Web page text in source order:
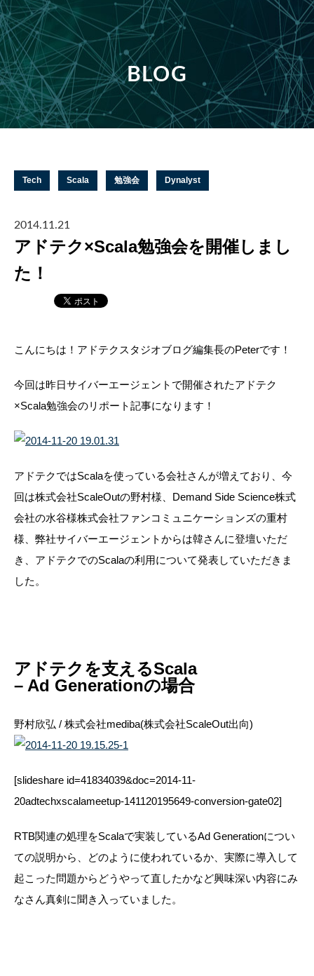
BLOG
Tech Scala 勉強会 Dynalyst
2014.11.21
アドテク×Scala勉強会を開催しまし
た！
こんにちは！アドテクスタジオブログ編集長のPeterです！
今回は昨日サイバーエージェントで開催されたアドテク
×Scala勉強会のリポート記事になります！
アドテクではScalaを使っている会社さんが増えており、今
回は株式会社ScaleOutの野村様、Demand Side Science株式
会社の水谷様株式会社ファンコミュニケーションズの重村
様、弊社サイバーエージェントからは韓さんに登壇いただ
き、アドテクでのScalaの利用について発表していただきま
した。
アドテクを支えるScala
– Ad Generationの場合
野村欣弘 / 株式会社mediba(株式会社ScaleOut出向)
[slideshare id=41834039&doc=2014-11-
20adtechxscalameetup-141120195649-conversion-gate02]
RTB関連の処理をScalaで実装しているAd Generationについ
ての説明から、どのように使われているか、実際に導入して
起こった問題からどうやって直したかなど興味深い内容にみ
なさん真剣に聞き入っていました。